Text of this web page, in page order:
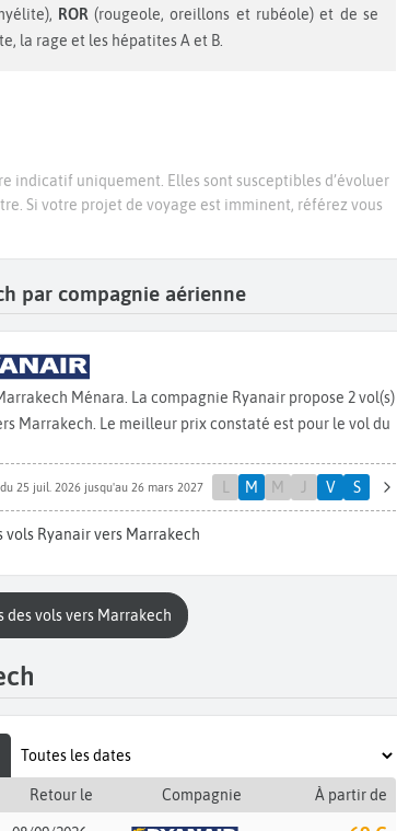
ROR(rougeole, oreillons et rubéole) et de se
la rage et les hépatites A et B.
indicatif uniquement. Elles sont susceptibles d’évoluer
Si votre projet de voyage est imminent, référez vous
par compagnie aérienne
Ménara. La compagnie Ryanair propose 2 vol(s)
Marrakech. Le meilleur prix constaté est pour le vol du
25 juil. 2026 jusqu'au 26 mars 2027 M M V S
vols Ryanair vers Marrakech
des vols vers Marrakech
Retour le Compagnie À partir de